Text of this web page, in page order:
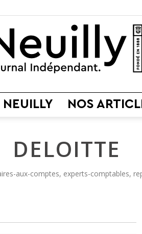
Neuilly
Journal
NOS
DELOITTE
aux-comptes, experts-comptables,